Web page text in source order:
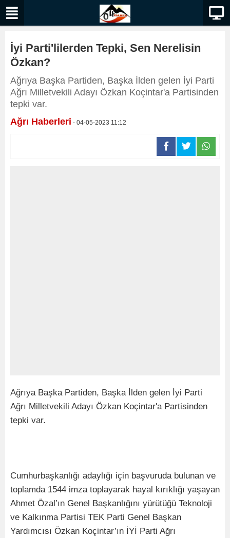
İyi Parti'lilerden Tepki, Sen Nerelisin
Özkan?
Ağrıya Başka Partiden, Başka İlden gelen İyi Parti
Ağrı Milletvekili Adayı Özkan Koçintar'a Partisinden
tepki var.
Ağrı Haberleri - 04-05-2023 11:12
Ağrıya Başka Partiden, Başka İlden gelen İyi Parti
Ağrı Milletvekili Adayı Özkan Koçintar'a Partisinden
tepki var.
Cumhurbaşkanlığı adaylığı için başvuruda bulunan ve
toplamda 1544 imza toplayarak hayal kırıklığı yaşayan
Ahmet Özal’ın Genel Başkanlığını yürütüğü Teknoloji
ve Kalkınma Partisi TEK Parti Genel Başkan
Yardımcısı Özkan Koçintar’ın İYİ Parti Ağrı